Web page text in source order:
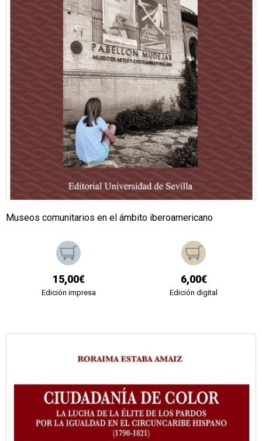
Museos comunitarios en el ámbito iberoamericano
15,00€
Edición impresa
6,00€
Edición digital